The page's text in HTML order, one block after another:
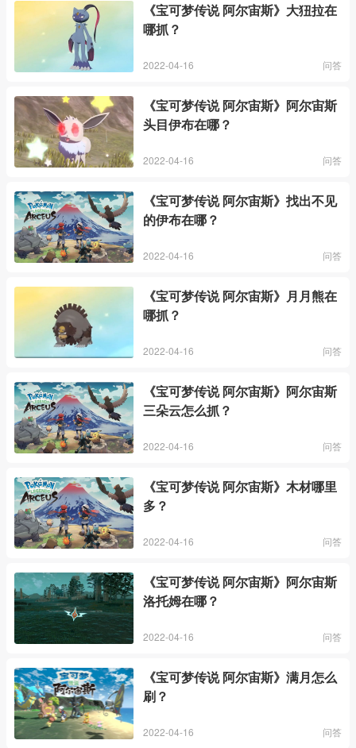
《宝可梦传说 阿尔宙斯》大狃拉在
哪抓？
2022-04-16 问答
《宝可梦传说 阿尔宙斯》阿尔宙斯
头目伊布在哪？
2022-04-16 问答
《宝可梦传说 阿尔宙斯》找出不见
的伊布在哪？
2022-04-16 问答
《宝可梦传说 阿尔宙斯》月月熊在
哪抓？
2022-04-16 问答
《宝可梦传说 阿尔宙斯》阿尔宙斯
三朵云怎么抓？
2022-04-16 问答
《宝可梦传说 阿尔宙斯》木材哪里
多？
2022-04-16 问答
《宝可梦传说 阿尔宙斯》阿尔宙斯
洛托姆在哪？
2022-04-16 问答
《宝可梦传说 阿尔宙斯》满月怎么
刷？
2022-04-16 问答